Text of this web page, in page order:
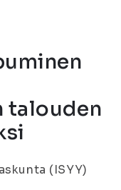
talouden
(ISYY)